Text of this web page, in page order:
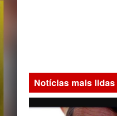
Notícias mais lidas